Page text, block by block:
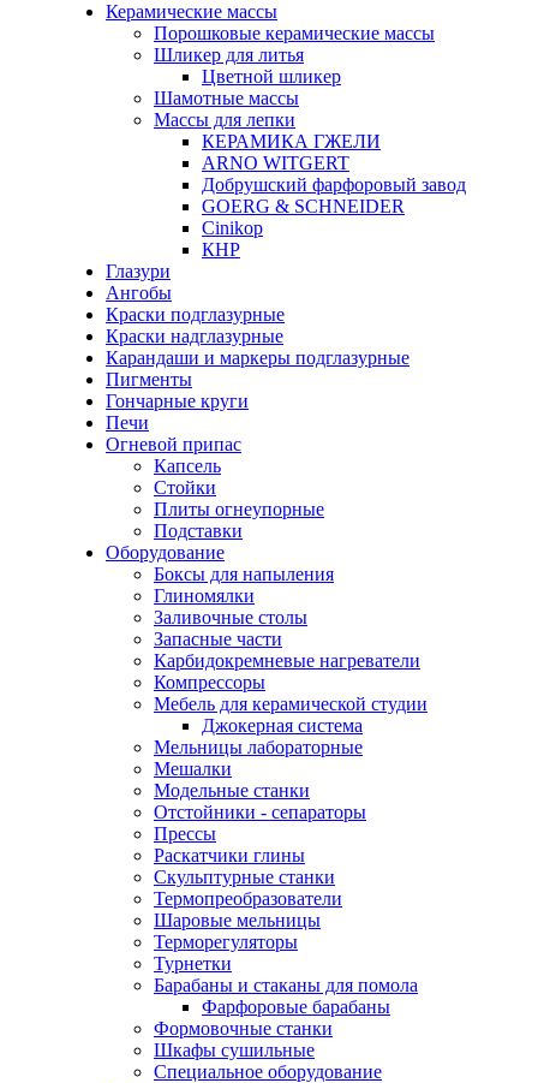
Керамические массы
Порошковые керамические массы
Шликер для литья
Цветной шликер
Шамотные массы
Массы для лепки
КЕРАМИКА ГЖЕЛИ
ARNO WITGERT
Добрушский фарфоровый завод
GOERG & SCHNEIDER
Cinikop
КНР
Глазури
Ангобы
Краски подглазурные
Краски надглазурные
Карандаши и маркеры подглазурные
Пигменты
Гончарные круги
Печи
Огневой припас
Капсель
Стойки
Плиты огнеупорные
Подставки
Оборудование
Боксы для напыления
Глиномялки
Заливочные столы
Запасные части
Карбидокремневые нагреватели
Компрессоры
Мебель для керамической студии
Джокерная система
Мельницы лабораторные
Мешалки
Модельные станки
Отстойники - сепараторы
Прессы
Раскатчики глины
Скульптурные станки
Термопреобразователи
Шаровые мельницы
Терморегуляторы
Турнетки
Барабаны и стаканы для помола
Фарфоровые барабаны
Формовочные станки
Шкафы сушильные
Специальное оборудование